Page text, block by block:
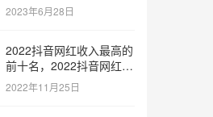
2023年6月28日
2022抖音网红收入最高的
前十名，2022抖音网红收
入最高的前十名有哪些？
2022年11月25日